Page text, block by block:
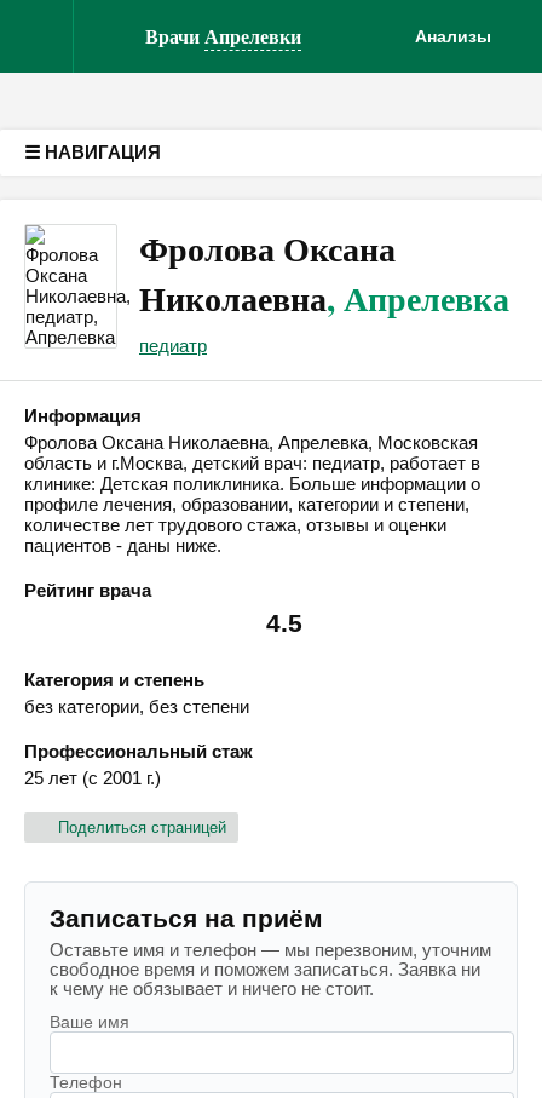
ВрачиАпрелевки Анализы
☰ НАВИГАЦИЯ
Фролова Оксана
Николаевна, Апрелевка
педиатр
Информация
Фролова Оксана Николаевна, Апрелевка, Московская
область и г.Москва, детский врач: педиатр, работает в
клинике: Детская поликлиника. Больше информации о
профиле лечения, образовании, категории и степени,
количестве лет трудового стажа, отзывы и оценки
пациентов - даны ниже.
Рейтинг врача
4.5
Категория и степень
без категории, без степени
Профессиональный стаж
25 лет (с 2001 г.)
Поделиться страницей
Записаться на приём
Оставьте имя и телефон — мы перезвоним, уточним
свободное время и поможем записаться. Заявка ни
к чему не обязывает и ничего не стоит.
Ваше имя
Телефон